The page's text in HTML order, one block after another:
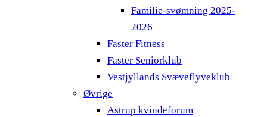
Familie-svømning 2025-
2026
Faster Fitness
Faster Seniorklub
Vestjyllands Svæveflyveklub
Øvrige
Astrup kvindeforum